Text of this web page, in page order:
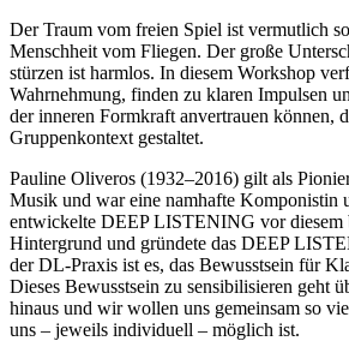
Der Traum vom freien Spiel ist vermutlich
Menschheit vom Fliegen. Der große
stürzen ist harmlos. In diesem Workshop
Wahrnehmung, finden zu klaren Impulsen
der inneren Formkraft anvertrauen können,
Gruppenkontext gestaltet.
Pauline Oliveros (1932–2016) gilt als
Musik und war eine namhafte Komponistin
entwickelte DEEP LISTENING vor diesem
Hintergrund und gründete das DEEP
der DL-Praxis ist es, das Bewusstsein für
Dieses Bewusstsein zu sensibilisieren geht
hinaus und wir wollen uns gemeinsam so
uns – jeweils individuell – möglich ist.